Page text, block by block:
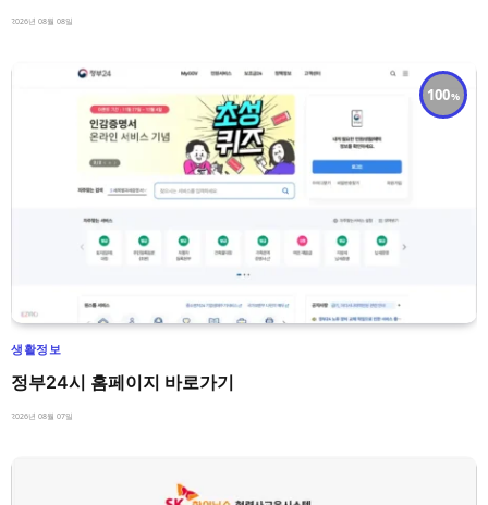
2026년 08월 08일
100
생활정보
정부24시 홈페이지 바로가기
2026년 08월 07일